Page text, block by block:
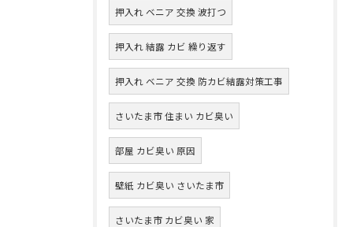
押入れ ベニア 交換 波打つ
押入れ 結露 カビ 繰り返す
押入れ ベニア 交換 防カビ結露対策工事
さいたま市 住まい カビ臭い
部屋 カビ臭い 原因
壁紙 カビ臭い さいたま市
さいたま市 カビ臭い 家